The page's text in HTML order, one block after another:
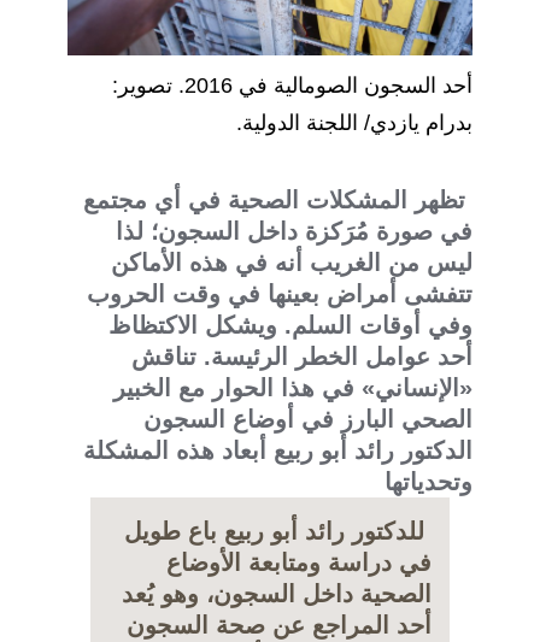
أحد السجون الصومالية في 2016. تصوير:
بدرام يازدي/ اللجنة الدولية.
تظهر المشكلات الصحية في أي مجتمع
في صورة مُرَكزة داخل السجون؛ لذا
ليس من الغريب أنه في هذه الأماكن
تتفشى أمراض بعينها في وقت الحروب
وفي أوقات السلم. ويشكل الاكتظاظ
أحد عوامل الخطر الرئيسة. تناقش
«الإنساني» في هذا الحوار مع الخبير
الصحي البارز في أوضاع السجون
الدكتور رائد أبو ربيع أبعاد هذه المشكلة
وتحدياتها
للدكتور رائد أبو ربيع باع طويل
في دراسة ومتابعة الأوضاع
الصحية داخل السجون، وهو يُعد
أحد المراجع عن صحة السجون